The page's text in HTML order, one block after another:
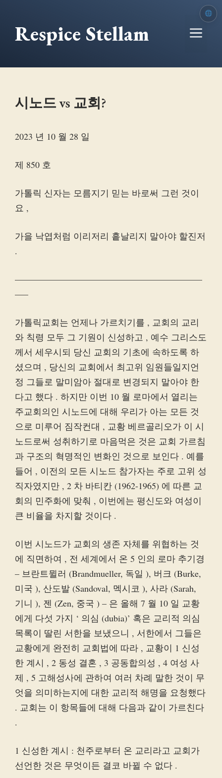
건
Respice Stellam 메
시노드 vs 교회?
2023 년 10 월 28 일
제 850 호
가톨릭 신자는 모름지기 믿는 바로써 그런 것이
요 ,
가을 낙엽처럼 이리저리 흩날리지 말아야 할진저
.
—————————————————————
—–
가톨릭교회는 언제나 가르치기를 , 교회의 교리
와 칙령 모두 그 기원이 신성하고 , 예수 그리스도
께서 세우시되 당신 교회의 기초에 속하도록 하
셨으며 , 당신의 교회에서 최고위 임원들일지언
정 그들로 말미암아 절대로 변경되지 말아야 한
다고 했다 . 하지만 이번 10 월 로마에서 열리는
주교회의인 시노드에 대해 우리가 아는 모든 것
으로 미루어 짐작컨대 , 교황 베르골리오가 이 시
노드로써 성취하기로 마음먹은 것은 교회 가르침
과 구조의 혁명적인 변화인 것으로 보인다 . 예를
들어 , 이전의 모든 시노드 참가자는 주로 고위 성
직자였지만 , 2 차 바티칸 (1962-1965) 에 따른 교
회의 민주화에 맞춰 , 이번에는 평신도와 여성이
큰 비율을 차지할 것이다 .
이번 시노드가 교회의 생존 자체를 위협하는 것
에 직면하여 , 전 세계에서 온 5 인의 로마 추기경
– 브란트뮐러 (Brandmueller, 독일 ), 버크 (Burke,
미국 ), 산도발 (Sandoval, 멕시코 ), 사라 (Sarah,
기니 ), 젠 (Zen, 중국 ) – 은 올해 7 월 10 일 교황
에게 다섯 가지 ‘ 의심 (dubia)’ 혹은 교리적 의심
목록이 딸린 서한을 보냈으니 , 서한에서 그들은
교황에게 완전히 교회법에 따라 , 교황이 1 신성
한 계시 , 2 동성 결혼 , 3 공동합의성 , 4 여성 사
제 , 5 고해성사에 관하여 여러 차례 말한 것이 무
엇을 의미하는지에 대한 교리적 해명을 요청했다
. 교회는 이 항목들에 대해 다음과 같이 가르친다
.
1 신성한 계시 : 천주로부터 온 교리라고 교회가
선언한 것은 무엇이든 결코 바뀔 수 없다 .